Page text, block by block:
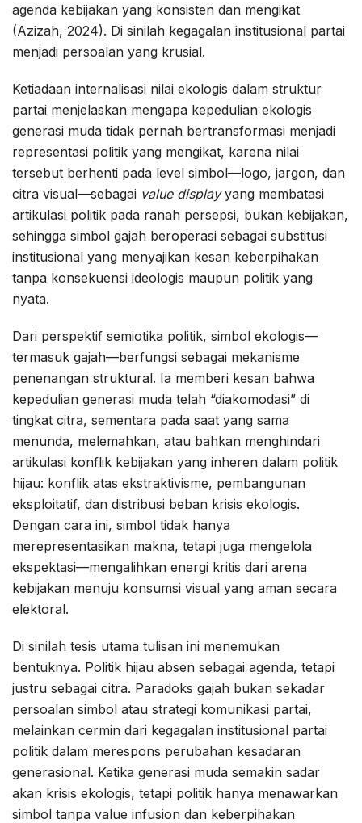
agenda kebijakan yang konsisten dan mengikat
(Azizah, 2024). Di sinilah kegagalan institusional partai
menjadi persoalan yang krusial.
Ketiadaan internalisasi nilai ekologis dalam struktur
partai menjelaskan mengapa kepedulian ekologis
generasi muda tidak pernah bertransformasi menjadi
representasi politik yang mengikat, karena nilai
tersebut berhenti pada level simbol—logo, jargon, dan
citra visual—sebagai value displayyang membatasi
artikulasi politik pada ranah persepsi, bukan kebijakan,
sehingga simbol gajah beroperasi sebagai substitusi
institusional yang menyajikan kesan keberpihakan
tanpa konsekuensi ideologis maupun politik yang
nyata.
Dari perspektif semiotika politik, simbol ekologis—
termasuk gajah—berfungsi sebagai mekanisme
penenangan struktural. Ia memberi kesan bahwa
kepedulian generasi muda telah “diakomodasi” di
tingkat citra, sementara pada saat yang sama
menunda, melemahkan, atau bahkan menghindari
artikulasi konflik kebijakan yang inheren dalam politik
hijau: konflik atas ekstraktivisme, pembangunan
eksploitatif, dan distribusi beban krisis ekologis.
Dengan cara ini, simbol tidak hanya
merepresentasikan makna, tetapi juga mengelola
ekspektasi—mengalihkan energi kritis dari arena
kebijakan menuju konsumsi visual yang aman secara
elektoral.
Di sinilah tesis utama tulisan ini menemukan
bentuknya. Politik hijau absen sebagai agenda, tetapi
justru sebagai citra. Paradoks gajah bukan sekadar
persoalan simbol atau strategi komunikasi partai,
melainkan cermin dari kegagalan institusional partai
politik dalam merespons perubahan kesadaran
generasional. Ketika generasi muda semakin sadar
akan krisis ekologis, tetapi politik hanya menawarkan
simbol tanpa value infusion dan keberpihakan